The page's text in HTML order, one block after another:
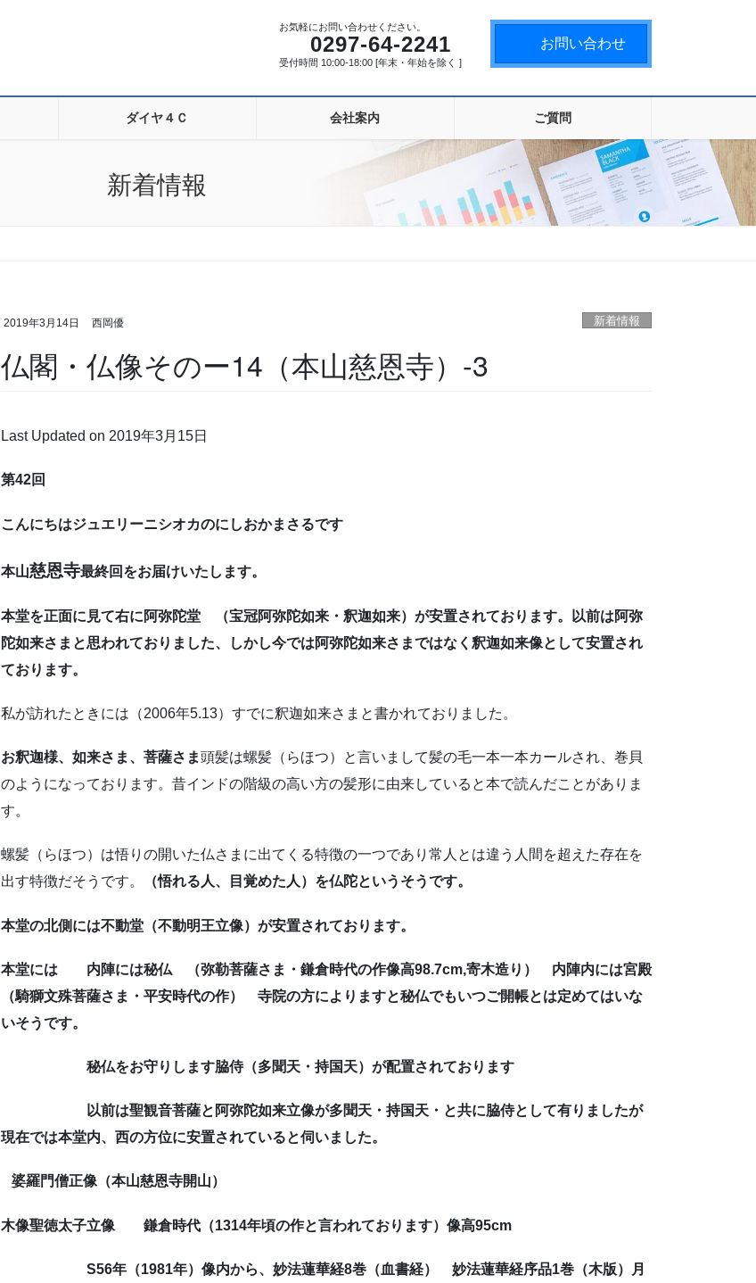
お気軽にお問い合わせください。
0297-64-2241
受付時間 10:00-18:00 [年末・年始を除く ]
お問い合わせ
ダイヤ４Ｃ 会社案内 ご質問
新着情報
2019年3月14日 西岡優 新着情報
仏閣・仏像そのー14（本山慈恩寺）-3
Last Updated on 2019年3月15日
第42回
こんにちはジュエリーニシオカのにしおかまさるです
本山慈恩寺最終回をお届けいたします。
本堂を正面に見て右に阿弥陀堂 （宝冠阿弥陀如来・釈迦如来）が安置されております。以前は阿弥
陀如来さまと思われておりました、しかし今では阿弥陀如来さまではなく釈迦如来像として安置され
ております。
私が訪れたときには（2006年5.13）すでに釈迦如来さまと書かれておりました。
お釈迦様、如来さま、菩薩さま頭髪は螺髪（らほつ）と言いまして髪の毛一本一本カールされ、巻貝
のようになっております。昔インドの階級の高い方の髪形に由来していると本で読んだことがありま
す。
螺髪（らほつ）は悟りの開いた仏さまに出てくる特徴の一つであり常人とは違う人間を超えた存在を
出す特徴だそうです。
（悟れる人、目覚めた人）を仏陀というそうです。
本堂の北側には不動堂（不動明王立像）が安置されております。
本堂には 内陣には秘仏 （弥勒菩薩さま・鎌倉時代の作像高98.7cm,寄木造り） 内陣内には宮殿
（騎獅文殊菩薩さま・平安時代の作） 寺院の方によりますと秘仏でもいつご開帳とは定めてはいな
いそうです。
秘仏をお守りします脇侍（多聞天・持国天）が配置されております
以前は聖観音菩薩と阿弥陀如来立像が多聞天・持国天・と共に脇侍として有りましたが
現在では本堂内、西の方位に安置されていると伺いました。
婆羅門僧正像（本山慈恩寺開山）
木像聖徳太子立像 鎌倉時代（1314年頃の作と言われております）像高95cm
S56年（1981年）像内から、妙法蓮華経8巻（血書経） 妙法蓮華経序品1巻（木版）月